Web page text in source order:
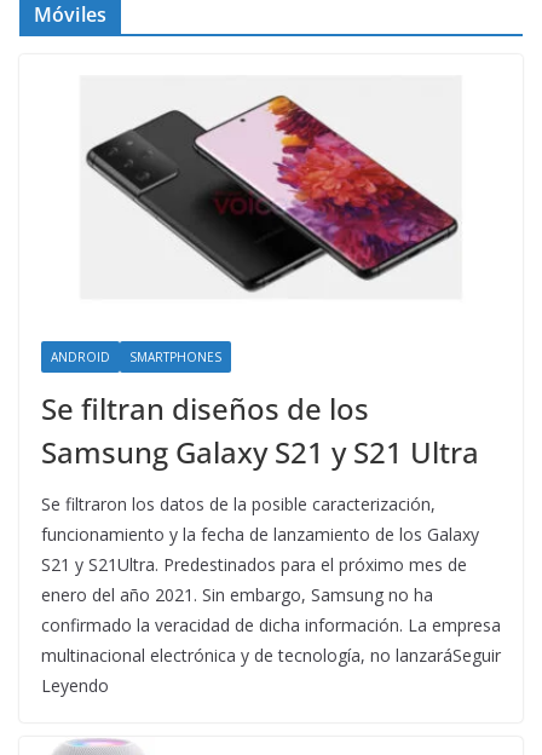
Móviles
ANDROID SMARTPHONES
Se filtran diseños de los
Samsung Galaxy S21 y S21 Ultra
Se filtraron los datos de la posible caracterización,
funcionamiento y la fecha de lanzamiento de los Galaxy
S21 y S21Ultra. Predestinados para el próximo mes de
enero del año 2021. Sin embargo, Samsung no ha
confirmado la veracidad de dicha información. La empresa
multinacional electrónica y de tecnología, no lanzaráSeguir
Leyendo